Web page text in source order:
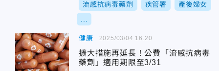
流感抗病毒藥劑 疾管署 產後婦女
健康
擴大措施再延長！公費「流感抗病毒
藥劑」適用期限至3/31
2025/03/04 16:20